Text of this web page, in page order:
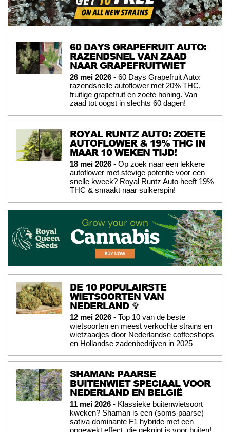
60 DAYS GRAPEFRUIT AUTO:
RAZENDSNEL VAN ZAAD
NAAR GRAPEFRUITWIET
26 mei 2026 - 60 Days Grapefruit Auto:
razendsnelle autoflower met 20% THC,
fruitige grapefruit en zoete honing. Van
zaad tot oogst in slechts 60 dagen!
ROYAL RUNTZ AUTO: ZOETE
AUTOFLOWER & 19% THC IN
MAAR 10 WEKEN TIJD!
18 mei 2026 - Op zoek naar een lekkere
autoflower met stevige potentie voor een
snelle kweek? Royal Runtz Auto heeft 19%
THC & smaakt naar suikerspin!
DE 10 POPULAIRSTE
WIETSOORTEN VAN
NEDERLAND 🥦
12 mei 2026 - Top 10 van de beste
wietsoorten en meest verkochte strains en
wietzaadjes door Nederlandse coffeeshops
en Hollandse zadenbedrijven in 2025
SHAMAN: PAARSE
BUITENWIET SPECIAAL VOOR
NEDERLAND EN BELGIË
11 mei 2026 - Klassieke buitenwietsoort
kweken? Shaman is een (soms paarse)
sativa dominante F1 hybride met een
opgewekt effect, die geknipt is voor buiten!